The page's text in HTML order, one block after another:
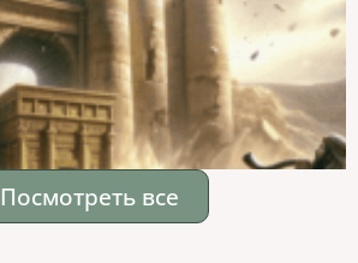
Посмотреть все